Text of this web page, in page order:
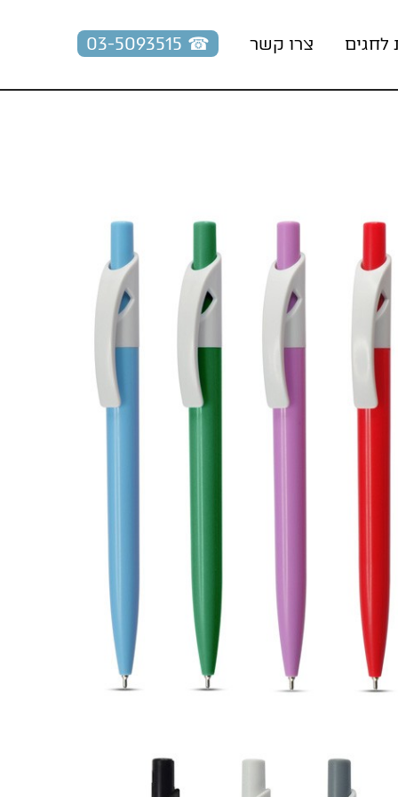
לחגים צרו קשר ☎︎ 03-5093515